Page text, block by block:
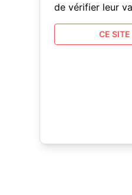
de vérifier leur
CE